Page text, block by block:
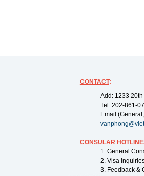
CONTACT:
Add: 1233
Tel: 202-861-
Email
CONSULAR
1. General
2. Visa
3. Feedback &